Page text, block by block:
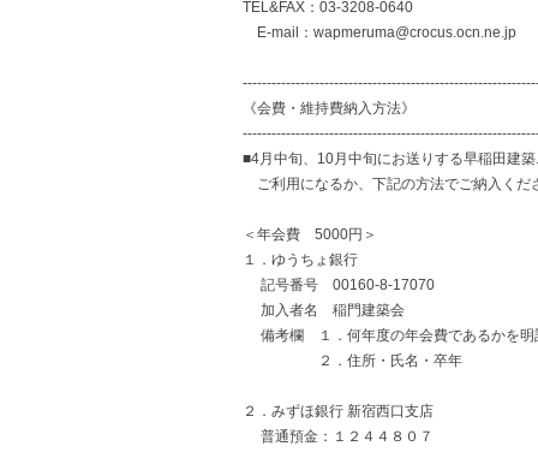
TEL&FAX：03-3208-0640
E-mail：wapmeruma@crocus.ocn.ne.jp
《会費・維持費納入方法》
■4月中旬、10月中旬にお送りする早稲田建
ご利用になるか、下記の方法でご納入くだ
＜年会費 5000円＞
１．ゆうちょ銀行
記号番号 00160-8-17070
加入者名 稲門建築会
備考欄 １．何年度の年会費であるかを明
２．住所・氏名・卒年
２．みずほ銀行 新宿西口支店
普通預金：１２４４８０７